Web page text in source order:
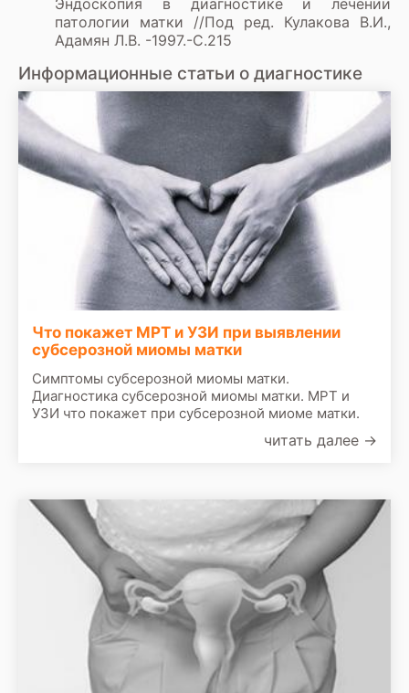
патологии матки //Под ред. Кулакова В.И.,
Адамян Л.В. -1997.-С.215
Информационные статьи о диагностике
Что покажет МРТ и УЗИ при выявлении
субсерозной миомы матки
Симптомы субсерозной миомы матки.
Диагностика субсерозной миомы матки. МРТ и
УЗИ что покажет при субсерозной миоме матки.
читать далее →